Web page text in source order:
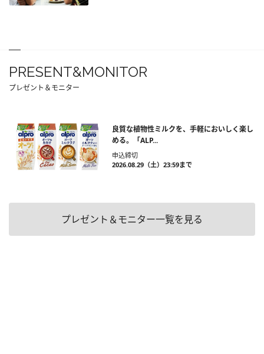
PRESENT&MONITOR
プレゼント＆モニター
良質な植物性ミルクを、手軽においしく楽し
める。「ALP...
申込締切
2026.08.29（土）23:59まで
プレゼント＆モニター一覧を見る